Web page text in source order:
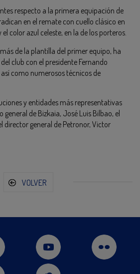
respecto a la primera equipación de
en el remate con cuello clásico en
color azul celeste, en la de los porteros.
de la plantilla del primer equipo, ha
club con el presidente Fernando
como numerosos técnicos de
y entidades más representativas
de Bizkaia, José Luis Bilbao, el
director general de Petronor, Victor
VOLVER